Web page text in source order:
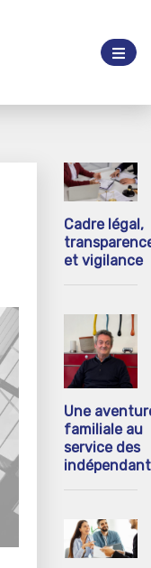
Cadre légal,
et vigilance
Une
familiale au
service des